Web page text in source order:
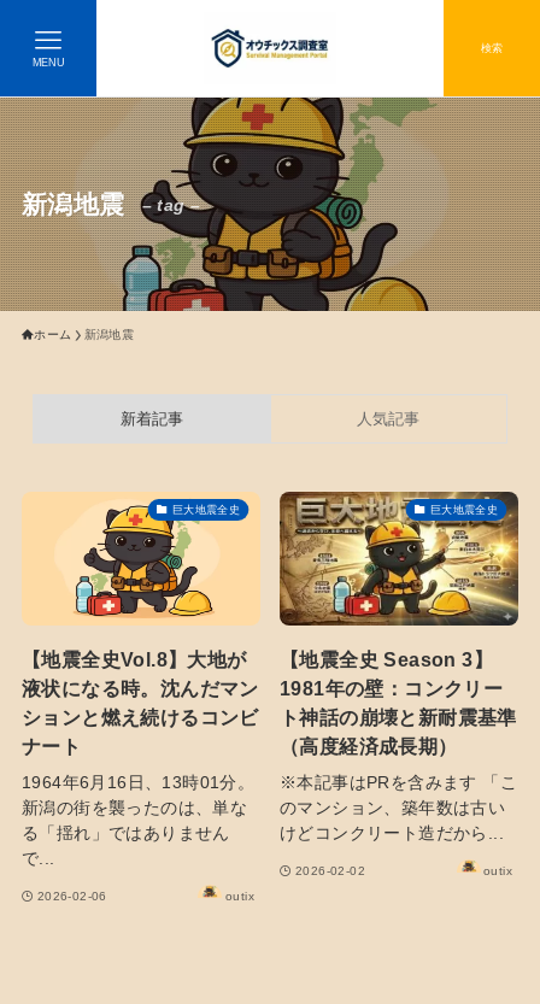
検索
MENU
新潟地震 – tag –
ホーム 新潟地震
新着記事 人気記事
巨大地震全史
【地震全史Vol.8】大地が
液状になる時。沈んだマン
ションと燃え続けるコンビ
ナート
1964年6月16日、13時01分。
新潟の街を襲ったのは、単な
る「揺れ」ではありません
で...
2026-02-06 outix
巨大地震全史
【地震全史 Season 3】
1981年の壁：コンクリー
ト神話の崩壊と新耐震基準
（高度経済成長期）
※本記事はPRを含みます 「こ
のマンション、築年数は古い
けどコンクリート造だから...
2026-02-02 outix